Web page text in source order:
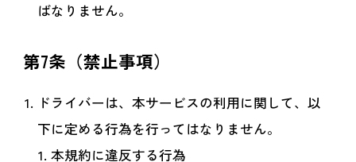
ばなりません。
第7条（禁止事項）
ドライバーは、本サービスの利用に関して、以
下に定める行為を行ってはなりません。
本規約に違反する行為